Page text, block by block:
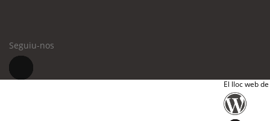
Seguiu-nos
El lloc web